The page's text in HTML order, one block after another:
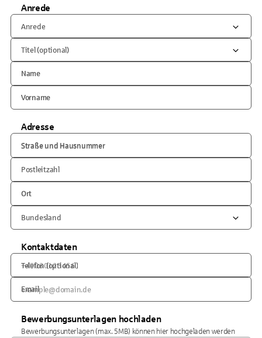
Anrede
Anrede
Titel (optional)
Name
Vorname
Adresse
Straße und Hausnummer
Postleitzahl
Ort
Bundesland
Kontaktdaten
Telefon (optional)
Email
Bewerbungsunterlagen hochladen
Bewerbungsunterlagen (max. 5MB) können hier hochgeladen werden